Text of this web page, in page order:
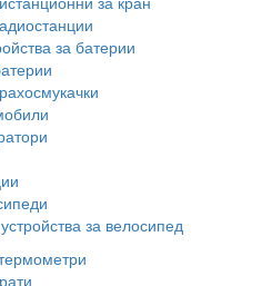
за батерии
за велосипед